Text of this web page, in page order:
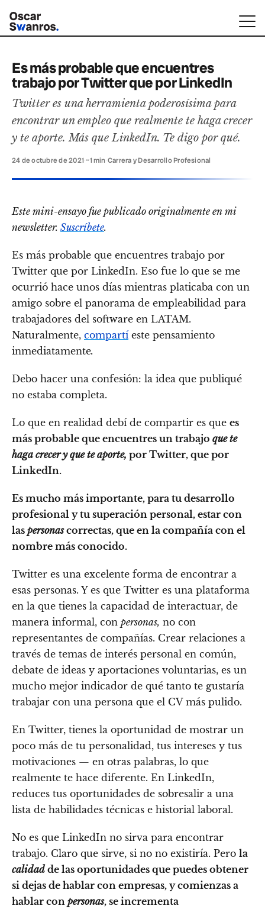
Es más probable que encuentres
trabajo por Twitter que por LinkedIn
Twitter es una herramienta poderosísima para
encontrar un empleo que realmente te haga crecer
y te aporte. Más que LinkedIn. Te digo por qué.
24 de octubre de 2021·~1 min Carrera y Desarrollo Profesional
Este mini-ensayo fue publicado originalmente en mi
newsletter. Suscríbete.
Es más probable que encuentres trabajo por
Twitter que por LinkedIn. Eso fue lo que se me
ocurrió hace unos días mientras platicaba con un
amigo sobre el panorama de empleabilidad para
trabajadores del software en LATAM.
Naturalmente, compartí este pensamiento
inmediatamente.
Debo hacer una confesión: la idea que publiqué
no estaba completa.
Lo que en realidad debí de compartir es que es
más probable que encuentres un trabajo que te
haga crecer y que te aporte, por Twitter, que por
LinkedIn.
Es mucho más importante, para tu desarrollo
profesional y tu superación personal, estar con
las personascorrectas, que en la compañía con el
nombre más conocido.
Twitter es una excelente forma de encontrar a
esas personas. Y es que Twitter es una plataforma
en la que tienes la capacidad de interactuar, de
manera informal, con personas, no con
representantes de compañías. Crear relaciones a
través de temas de interés personal en común,
debate de ideas y aportaciones voluntarias, es un
mucho mejor indicador de qué tanto te gustaría
trabajar con una persona que el CV más pulido.
En Twitter, tienes la oportunidad de mostrar un
poco más de tu personalidad, tus intereses y tus
motivaciones — en otras palabras, lo que
realmente te hace diferente. En LinkedIn,
reduces tus oportunidades de sobresalir a una
lista de habilidades técnicas e historial laboral.
No es que LinkedIn no sirva para encontrar
trabajo. Claro que sirve, si no no existiría. Pero la
calidad de las oportunidades que puedes obtener
si dejas de hablar con empresas, y comienzas a
hablar con personas, se incrementa